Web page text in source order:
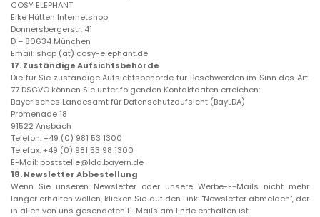
COSY ELEPHANT
Elke Hütten Internetshop
Donnersbergerstr. 41
D – 80634 München
Email: shop (at) cosy-elephant.de
17.Zuständige Aufsichtsbehörde
Die für Sie zuständige Aufsichtsbehörde für Beschwerden im Sinn des Art.
77 DSGVO können Sie unter folgenden Kontaktdaten erreichen:
Bayerisches Landesamt für Datenschutzaufsicht (BayLDA)
Promenade 18
91522 Ansbach
Telefon: +49 (0) 981 53 1300
Telefax: +49 (0) 981 53 98 1300
E-Mail: poststelle@lda.bayern.de
18.Newsletter Abbestellung
Wenn Sie unseren Newsletter oder unsere Werbe-E-Mails nicht mehr
länger erhalten wollen, klicken Sie auf den Link: "Newsletter abmelden", der
in allen von uns gesendeten E-Mails am Ende enthalten ist.